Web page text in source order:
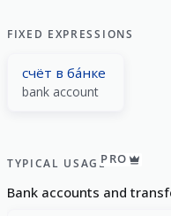
FIXED EXPRESSIONS
счёт в ба́нке
bank account
TYPICAL USAGEPRO
Bank accounts and